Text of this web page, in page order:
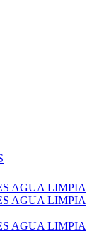
AGUA LIMPIA
AGUA LIMPIA
AGUA LIMPIA